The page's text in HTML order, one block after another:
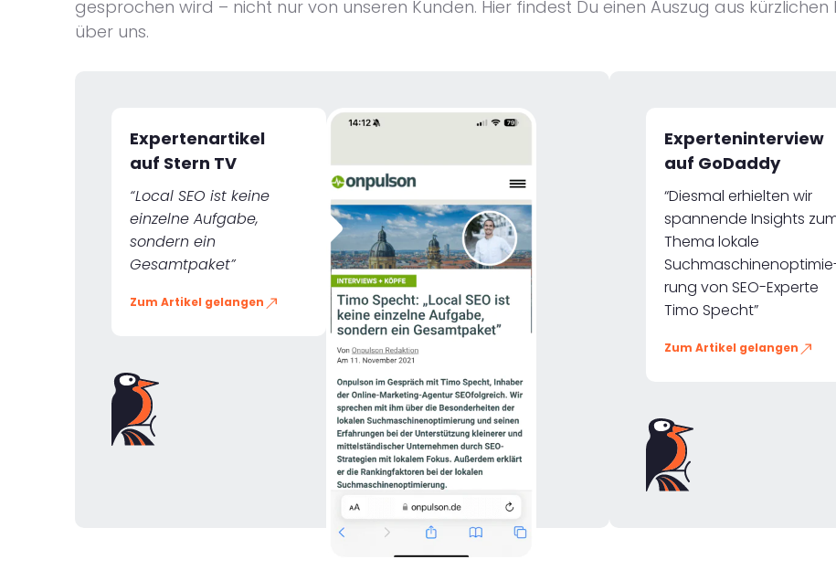
gesprochen wird – nicht nur von unseren Kunden. Hier findest Du einen Auszug aus kürzlichen
über uns.
Expertenartikel
auf Stern TV
“Local SEO ist keine
einzelne Aufgabe,
sondern ein
Gesamtpaket”
Zum Artikel gelangen
Experteninterview
auf GoDaddy
“Diesmal erhielten wir
spannende Insights
Thema lokale
rung von SEO-Experte
Timo Specht”
Zum Artikel gelangen